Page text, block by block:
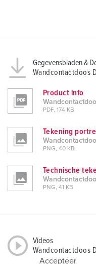
Gegevensbladen &
Wandcontactdoos
Product info
PDF, 174 KB
Tekening
PNG, 40 KB
Technische
PNG, 41 KB
Videos
Wandcontactdoos
Accepteer